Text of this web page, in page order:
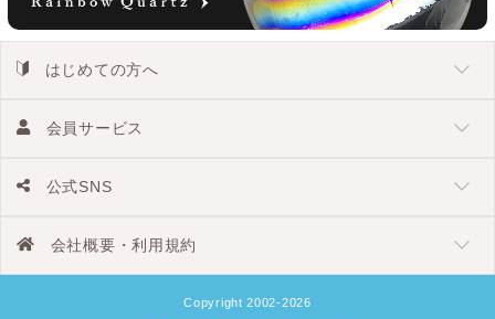
はじめての方へ
会員サービス
公式SNS
会社概要・利用規約
Copyright 2002-2026